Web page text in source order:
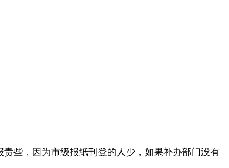
些，因为市级报纸刊登的人少，如果补办部门没有